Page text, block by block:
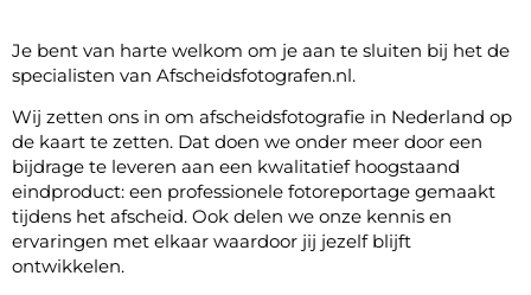
Je bent van harte welkom om je aan te sluiten bij het de
specialisten van Afscheidsfotografen.nl.
Wij zetten ons in om afscheidsfotografie in Nederland op
de kaart te zetten. Dat doen we onder meer door een
bijdrage te leveren aan een kwalitatief hoogstaand
eindproduct: een professionele fotoreportage gemaakt
tijdens het afscheid. Ook delen we onze kennis en
ervaringen met elkaar waardoor jij jezelf blijft
ontwikkelen.